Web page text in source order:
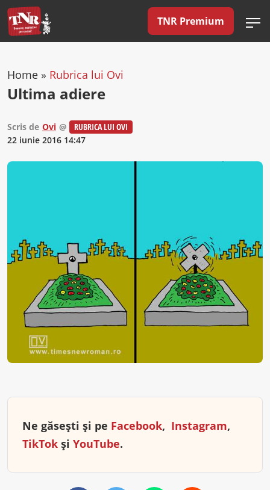
TNR Premium
Home » Rubrica lui Ovi
Ultima adiere
Scris de Ovi @
RUBRICA LUI OVI
22 iunie 2016 14:47
Ne găsești și pe Facebook, Instagram,
TikTok și YouTube.